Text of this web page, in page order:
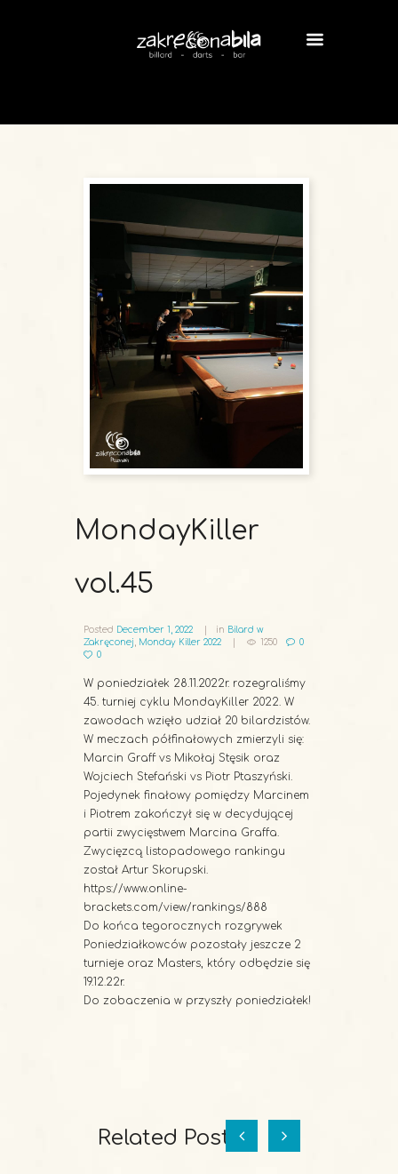
MondayKiller
vol.45
Posted December 1, 2022 in Bilard w
Zakręconej
Monday Killer 2022 1250
0
0
W poniedziałek 28.11.2022r. rozegraliśmy
45. turniej cyklu MondayKiller 2022. W
zawodach wzięło udział 20 bilardzistów.
W meczach półfinałowych zmierzyli się:
Marcin Graff vs Mikołaj Stęsik oraz
Wojciech Stefański vs Piotr Ptaszyński.
Pojedynek finałowy pomiędzy Marcinem
i Piotrem zakończył się w decydującej
partii zwycięstwem Marcina Graffa.
Zwycięzcą listopadowego rankingu
został Artur Skorupski.
https://www.online-
brackets.com/view/rankings/888
Do końca tegorocznych rozgrywek
Poniedziałkowców pozostały jeszcze 2
turnieje oraz Masters, który odbędzie się
19.12.22r.
Do zobaczenia w przyszły poniedziałek!
Related Posts